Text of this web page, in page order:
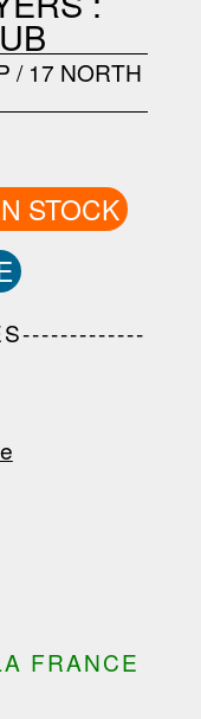
/ 17 NORTH
STOCK
FRANCE